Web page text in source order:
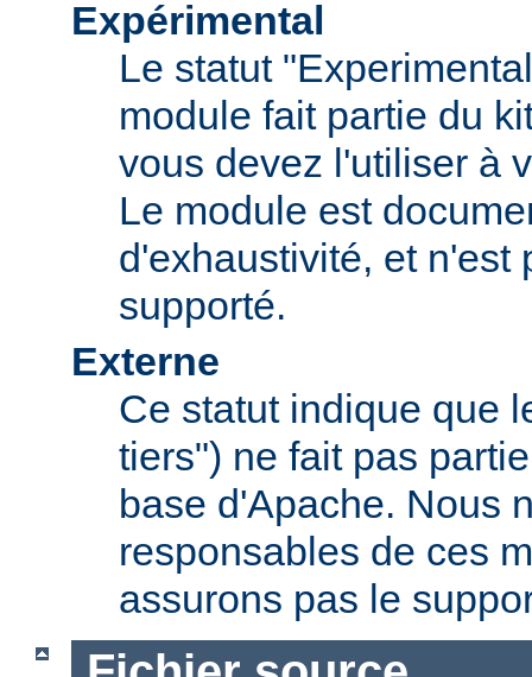
Expérimental
Le statut
module fait partie du
vous devez l'utiliser à
Le module est
d'exhaustivité, et n'est
supporté.
Externe
Ce statut indique que
tiers") ne fait pas
base d'Apache. Nous
responsables de ces
assurons pas le